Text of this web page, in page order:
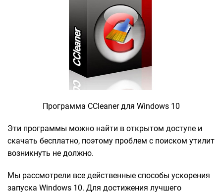
Программа CCleaner для Windows 10
Эти программы можно найти в открытом доступе и
скачать бесплатно, поэтому проблем с поиском утилит
возникнуть не должно.
Мы рассмотрели все действенные способы ускорения
запуска Windows 10. Для достижения лучшего